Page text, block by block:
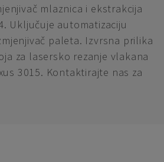
mlaznica i ekstrakcija
Uključuje automatizaciju
paleta. Izvrsna prilika
za lasersko rezanje vlakana
3015. Kontaktirajte nas za